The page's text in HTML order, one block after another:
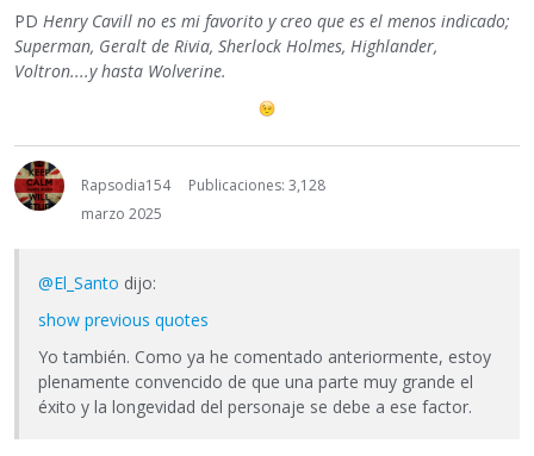
PD Henry Cavill no es mi favorito y creo que es el menos indicado;
Superman, Geralt de Rivia, Sherlock Holmes, Highlander,
Voltron....y hasta Wolverine.
Rapsodia154
Publicaciones: 3,128
marzo 2025
@El_Santo dijo:
show previous quotes
Yo también. Como ya he comentado anteriormente, estoy
plenamente convencido de que una parte muy grande el
éxito y la longevidad del personaje se debe a ese factor.